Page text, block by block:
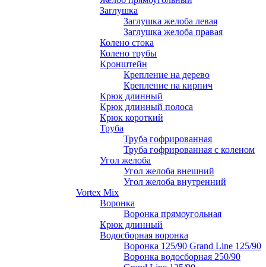
Заглушка
Заглушка желоба левая
Заглушка желоба правая
Колено стока
Колено трубы
Кронштейн
Крепление на дерево
Крепление на кирпич
Крюк длинный
Крюк длинный полоса
Крюк короткий
Труба
Труба гофрированная
Труба гофрированная с коленом
Угол желоба
Угол желоба внешний
Угол желоба внутренний
Vortex Mix
Воронка
Воронка прямоугольная
Крюк длинный
Водосборная воронка
Воронка 125/90 Grand Line 125/90
Воронка водосборная 250/90